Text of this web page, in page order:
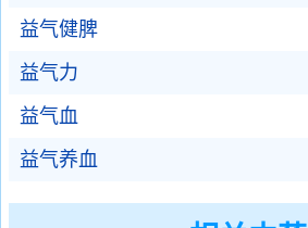
益气健脾
益气力
益气血
益气养血